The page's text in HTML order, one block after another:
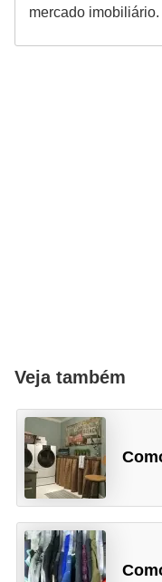
mercado imobiliário.
Veja também